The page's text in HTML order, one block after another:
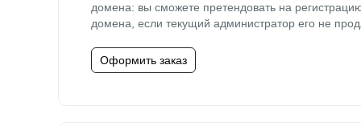
домена: вы сможете претендовать на
домена, если текущий администратор его не
Оформить заказ